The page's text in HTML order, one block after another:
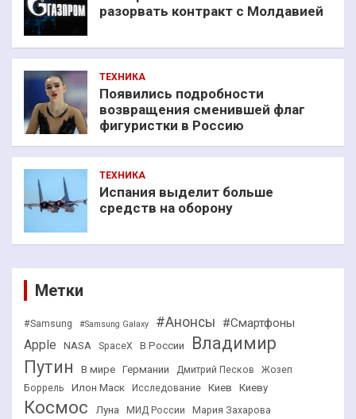
разорвать контракт с Молдавией
ТЕХНИКА
Появились подробности
возвращения сменившей флаг
фигуристки в Россию
ТЕХНИКА
Испания выделит больше
средств на оборону
Метки
#Samsung #Samsung Galaxy #Анонсы #Смартфоны
Apple NASA SpaceX В России
Владимир
Путин
В мире Германии Дмитрий Песков
Жозеп
Боррель
Илон Маск Исследование Киев Киеву
Космос Луна МИД России Мария Захарова